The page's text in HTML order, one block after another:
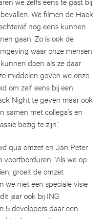
We filmen de Hack
nog eens kunnen
gaan. Zo is ook de
waar onze mensen
doen als ze daar
middelen geven we onze
om zelf eens bij een
Night te geven maar ook
samen met collega’s en
bezig te zijn.’
qua omzet en Jan Peter
‘Als we op
groeit de omzet
we niet een speciale visie
jaar ook bij ING
5 developers daar een